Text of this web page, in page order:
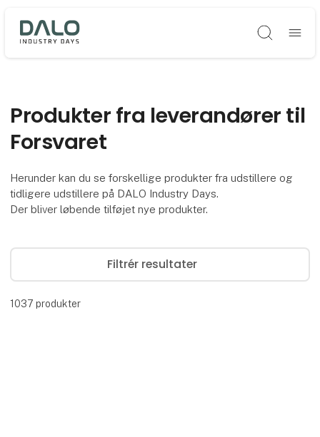
Søg
Produkter fra leverandører til
Forsvaret
Herunder kan du se forskellige produkter fra udstillere og
tidligere udstillere på DALO Industry Days.
Der bliver løbende tilføjet nye produkter.
Filtrér resultater
1037 produkter